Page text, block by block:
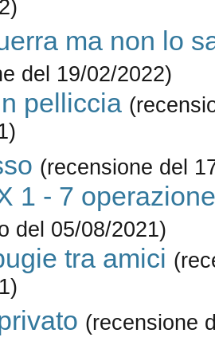
ma non lo
del 19/02/2022)
pelliccia
(recensione del
1 - 7
del 05/08/2021)
tra amici
(recensione